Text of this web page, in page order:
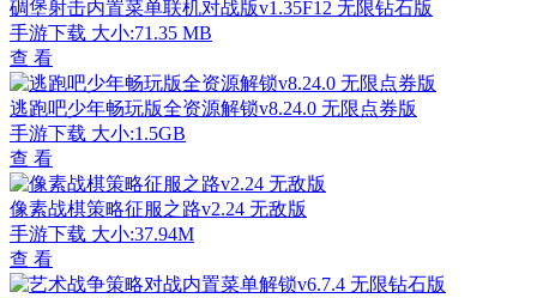
碉堡射击内置菜单联机对战版v1.35F12 无限钻石版
手游下载 大小:71.35 MB
查 看
逃跑吧少年畅玩版全资源解锁v8.24.0 无限点券版
手游下载 大小:1.5GB
查 看
像素战棋策略征服之路v2.24 无敌版
手游下载 大小:37.94M
查 看